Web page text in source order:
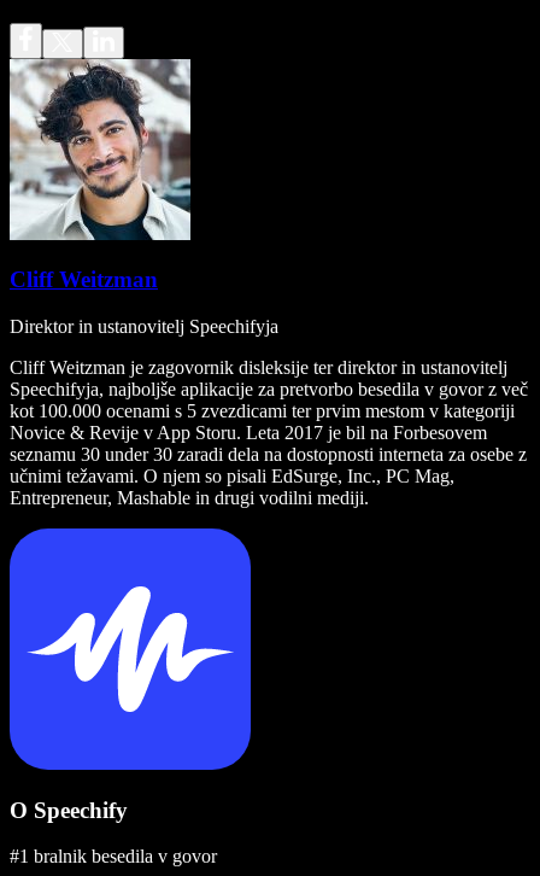
Cliff Weitzman
Direktor in ustanovitelj Speechifyja
Cliff Weitzman je zagovornik disleksije ter direktor in ustanovitelj
Speechifyja, najboljše aplikacije za pretvorbo besedila v govor z več
kot 100.000 ocenami s 5 zvezdicami ter prvim mestom v kategoriji
Novice & Revije v App Storu. Leta 2017 je bil na Forbesovem
seznamu 30 under 30 zaradi dela na dostopnosti interneta za osebe z
učnimi težavami. O njem so pisali EdSurge, Inc., PC Mag,
Entrepreneur, Mashable in drugi vodilni mediji.
O Speechify
#1 bralnik besedila v govor